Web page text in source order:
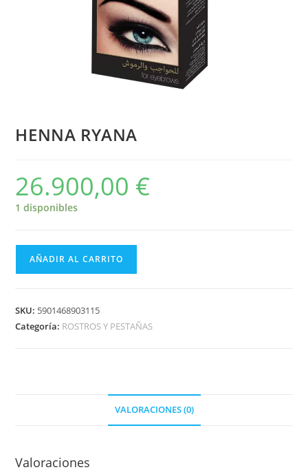
HENNA RYANA
26.900,00 €
1 disponibles
AÑADIR AL CARRITO
SKU: 5901468903115
Categoría: ROSTROS Y PESTAÑAS
VALORACIONES (0)
Valoraciones